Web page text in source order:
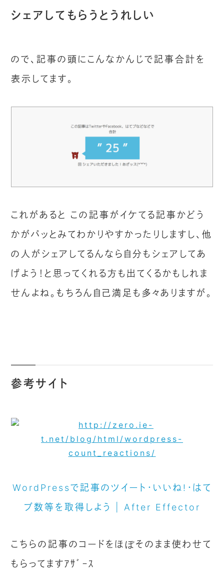
シェアしてもらうとうれしい
ので、記事の頭にこんなかんじで記事合計を
表示してます。
これがあると この記事がイケてる記事かどう
かがパッとみてわかりやすかったりしますし、他
の人がシェアしてるんなら自分もシェアしてあ
げよう！と思ってくれる方も出てくるかもしれま
せんよね。もちろん自己満足も多々ありますが。
参考サイト
WordPressで記事のツイート・いいね!・はて
ブ数等を取得しよう | After Effector
こちらの記事のコードをほぼそのまま使わせて
もらってますｱｻﾞｰｽ